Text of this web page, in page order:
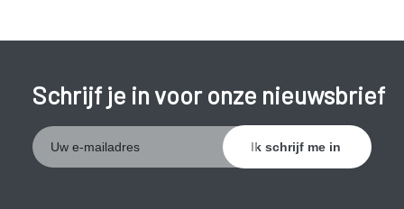
Schrijf je in voor onze nieuwsbrief